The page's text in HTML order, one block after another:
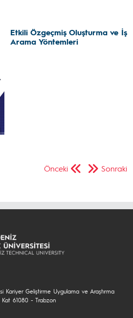
Etkili Özgeçmiş Oluşturma ve İş
Arama Yöntemleri
Önceki Sonraki
Kariyer Geliştirme Uygulama ve Araştırma
Kat 61080 - Trabzon